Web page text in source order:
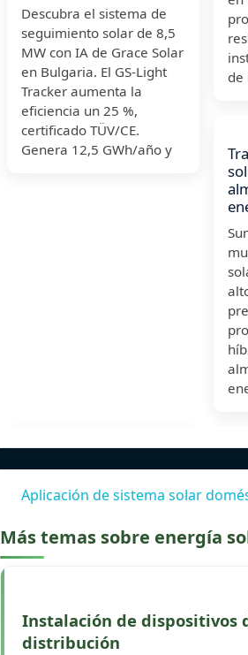
Descubra el sistema de
seguimiento solar de 8,5
MW con IA de Grace Solar
en Bulgaria. El GS-Light
Tracker aumenta la
eficiencia un 25 %,
certificado TÜV/CE.
Genera 12,5 GWh/año y
de
Aplicación de sistema solar
Más temas sobre energía
Instalación de dispositivos
distribución